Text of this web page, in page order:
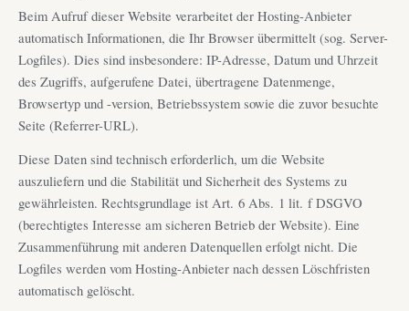
Beim Aufruf dieser Website verarbeitet der Hosting-Anbieter
automatisch Informationen, die Ihr Browser übermittelt (sog. Server-
Logfiles). Dies sind insbesondere: IP-Adresse, Datum und Uhrzeit
des Zugriffs, aufgerufene Datei, übertragene Datenmenge,
Browsertyp und -version, Betriebssystem sowie die zuvor besuchte
Seite (Referrer-URL).
Diese Daten sind technisch erforderlich, um die Website
auszuliefern und die Stabilität und Sicherheit des Systems zu
gewährleisten. Rechtsgrundlage ist Art. 6 Abs. 1 lit. f DSGVO
(berechtigtes Interesse am sicheren Betrieb der Website). Eine
Zusammenführung mit anderen Datenquellen erfolgt nicht. Die
Logfiles werden vom Hosting-Anbieter nach dessen Löschfristen
automatisch gelöscht.